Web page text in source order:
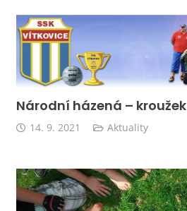
Národní házená – kroužek
14. 9. 2021 Aktuality